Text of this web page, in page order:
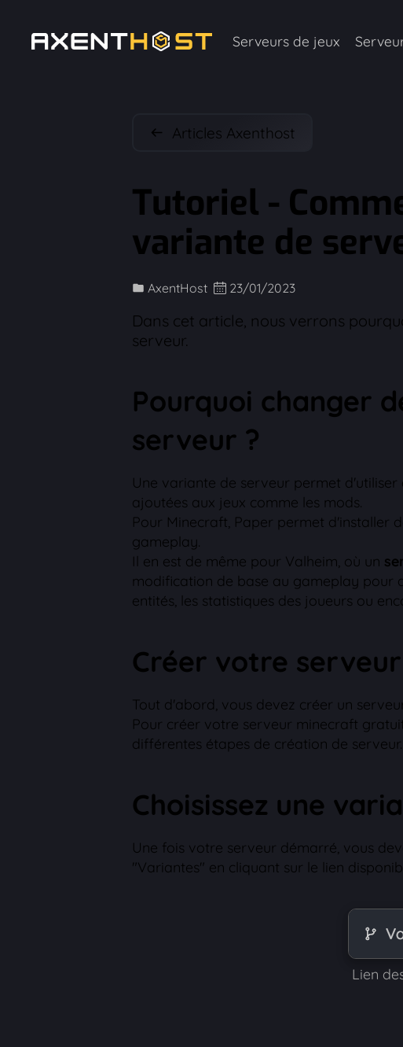
Serveurs de jeux
Articles Axenthost
Tutoriel -
variante de
AxentHost 23/01/2023
Dans cet article, nous verrons
serveur.
Pourquoi changer
serveur ?
Une variante de serveur permet
ajoutées aux jeux comme les mods.
Pour Minecraft, Paper permet d'installer
gameplay.
Il en est de même pour Valheim, où un
modification de base au gameplay pour
entités, les statistiques des joueurs ou
Créer votre serveur
Tout d'abord, vous devez créer un
Pour créer votre serveur minecraft
différentes étapes de création de serveur.
Choisissez une
Une fois votre serveur démarré, vous
"Variantes" en cliquant sur le lien
Lien